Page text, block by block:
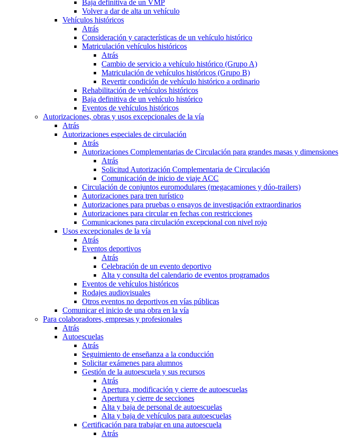
Baja definitiva de un VMP
Volver a dar de alta un vehículo
Vehículos históricos
Atrás
Consideración y características de un vehículo histórico
Matriculación vehículos históricos
Atrás
Cambio de servicio a vehículo histórico (Grupo A)
Matriculación de vehículos históricos (Grupo B)
Revertir condición de vehículo histórico a ordinario
Rehabilitación de vehículos históricos
Baja definitiva de un vehículo histórico
Eventos de vehículos históricos
Autorizaciones, obras y usos excepcionales de la vía
Atrás
Autorizaciones especiales de circulación
Atrás
Autorizaciones Complementarias de Circulación para grandes masas y dimensiones
Atrás
Solicitud Autorización Complementaria de Circulación
Comunicación de inicio de viaje ACC
Circulación de conjuntos euromodulares (megacamiones y dúo-trailers)
Autorizaciones para tren turístico
Autorizaciones para pruebas o ensayos de investigación extraordinarios
Autorizaciones para circular en fechas con restricciones
Comunicaciones para circulación excepcional con nivel rojo
Usos excepcionales de la vía
Atrás
Eventos deportivos
Atrás
Celebración de un evento deportivo
Alta y consulta del calendario de eventos programados
Eventos de vehículos históricos
Rodajes audiovisuales
Otros eventos no deportivos en vías públicas
Comunicar el inicio de una obra en la vía
Para colaboradores, empresas y profesionales
Atrás
Autoescuelas
Atrás
Seguimiento de enseñanza a la conducción
Solicitar exámenes para alumnos
Gestión de la autoescuela y sus recursos
Atrás
Apertura, modificación y cierre de autoescuelas
Apertura y cierre de secciones
Alta y baja de personal de autoescuelas
Alta y baja de vehículos para autoescuelas
Certificación para trabajar en una autoescuela
Atrás